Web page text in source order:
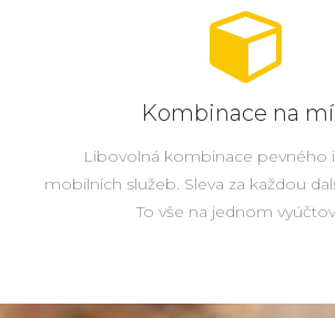
Kombinace na
Libovolná kombinace pevného
mobilních služeb. Sleva za každou
To vše na jednom